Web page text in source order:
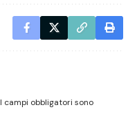
I campi obbligatori sono